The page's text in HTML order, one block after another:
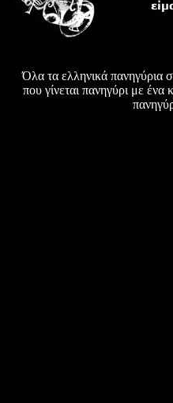
Όλα τα ελληνικά πανηγύρια
που γίνεται πανηγύρι με ένα